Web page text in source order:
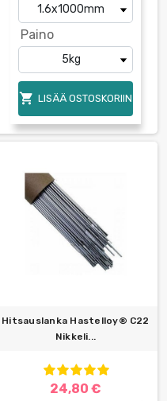
Paino
 LISÄÄ OSTOSKORIIN
Hitsauslanka Hastelloy® C22
Nikkeli...
24,80 €